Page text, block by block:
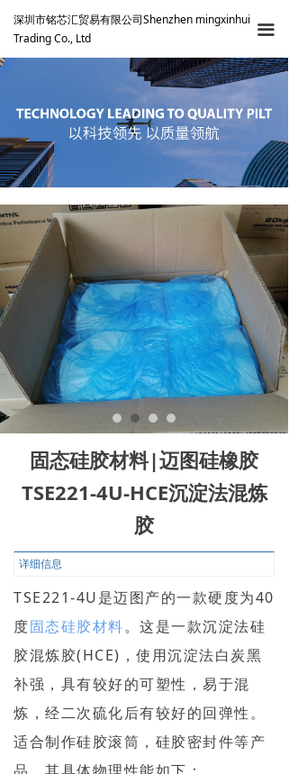
深圳市铭芯汇贸易有限公司Shenzhen mingxinhui
Trading Co., Ltd
끀
详细信息
TSE221-4U是迈图产的一款硬度为40
度固态硅胶材料。这是一款沉淀法硅
胶混炼胶(HCE)，使用沉淀法白炭黑
补强，具有较好的可塑性，易于混
炼，经二次硫化后有较好的回弹性。
适合制作硅胶滚筒，硅胶密封件等产
固态硅胶材料|迈图硅橡胶
TSE221-4U-HCE沉淀法混炼
胶